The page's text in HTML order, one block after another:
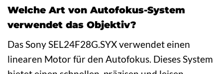
Welche Art von Autofokus-System
verwendet das Objektiv?
Das Sony SEL24F28G.SYX verwendet einen
linearen Motor für den Autofokus. Dieses System